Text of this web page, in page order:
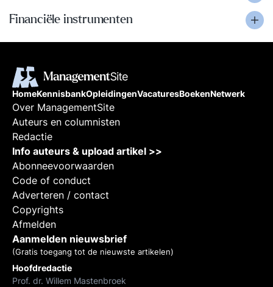
Financiële instrumenten
HomeKennisbankOpleidingenVacaturesBoekenNetwerk
Over ManagementSite
Auteurs en columnisten
Redactie
Info auteurs & upload artikel >>
Abonneevoorwaarden
Code of conduct
Adverteren / contact
Copyrights
Afmelden
Aanmelden nieuwsbrief
(Gratis toegang tot de nieuwste artikelen)
Hoofdredactie
Prof. dr. Willem Mastenbroek